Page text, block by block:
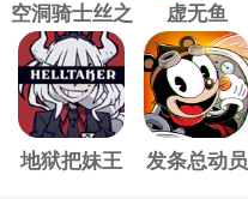
空洞骑士丝之
歌
虚无鱼
地狱把妹王 发条总动员